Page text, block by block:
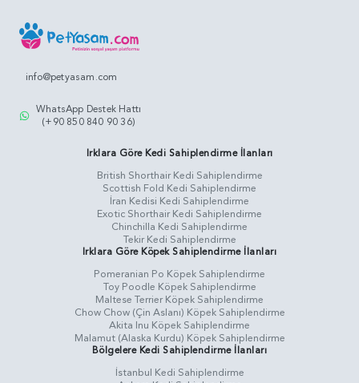
info@petyasam.com
WhatsApp Destek Hattı
(+90 850 840 90 36)
Irklara Göre Kedi Sahiplendirme İlanları
British Shorthair Kedi Sahiplendirme
Scottish Fold Kedi Sahiplendirme
İran Kedisi Kedi Sahiplendirme
Exotic Shorthair Kedi Sahiplendirme
Chinchilla Kedi Sahiplendirme
Tekir Kedi Sahiplendirme
Irklara Göre Köpek Sahiplendirme İlanları
Pomeranian Po Köpek Sahiplendirme
Toy Poodle Köpek Sahiplendirme
Maltese Terrier Köpek Sahiplendirme
Chow Chow (Çin Aslanı) Köpek Sahiplendirme
Akita Inu Köpek Sahiplendirme
Malamut (Alaska Kurdu) Köpek Sahiplendirme
Bölgelere Kedi Sahiplendirme İlanları
İstanbul Kedi Sahiplendirme